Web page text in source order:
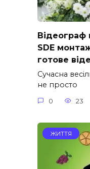
Відеограф
SDE
готове
Сучасна
не просто
0 23
ЖИТТЯ